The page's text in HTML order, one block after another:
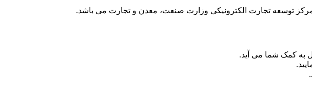
مركز توسعه تجارت الكترونیكی وزارت صنعت، معدن و تجارت می باشد.
به کمک شما می آید.